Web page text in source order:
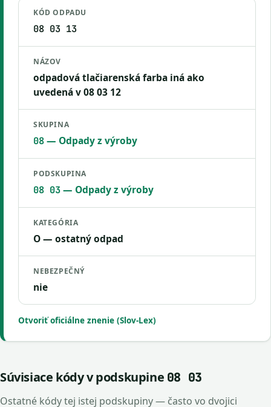
KÓD ODPADU
08 03 13
NÁZOV
odpadová tlačiarenská farba iná ako
uvedená v 08 03 12
SKUPINA
08— Odpady z výroby
PODSKUPINA
08 03— Odpady z výroby
KATEGÓRIA
O — ostatný odpad
NEBEZPEČNÝ
nie
Otvoriť oficiálne znenie (Slov-Lex)
Súvisiace kódy v podskupine 08 03
Ostatné kódy tej istej podskupiny — často vo dvojici